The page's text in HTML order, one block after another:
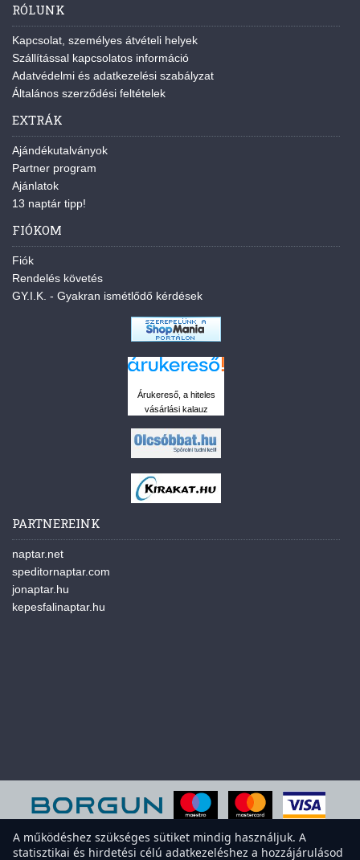
RÓLUNK
Kapcsolat, személyes átvételi helyek
Szállítással kapcsolatos információ
Adatvédelmi és adatkezelési szabályzat
Általános szerződési feltételek
EXTRÁK
Ajándékutalványok
Partner program
Ajánlatok
13 naptár tipp!
FIÓKOM
Fiók
Rendelés követés
GY.I.K. - Gyakran ismétlődő kérdések
Árukereső, a hiteles
vásárlási kalauz
PARTNEREINK
naptar.net
speditornaptar.com
jonaptar.hu
kepesfalinaptar.hu
A működéshez szükséges sütiket mindig használjuk. A
statisztikai és hirdetési célú adatkezeléshez a hozzájárulásod